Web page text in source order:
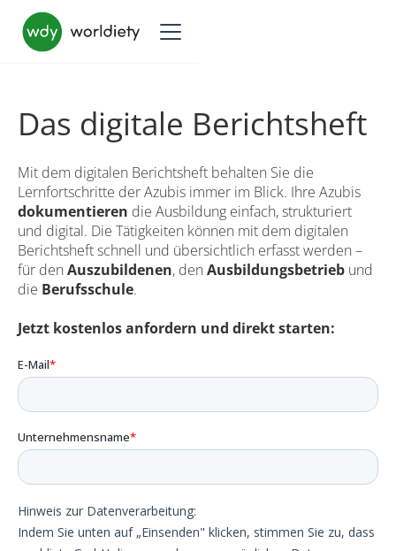
Das digitale Berichtsheft
Mit dem digitalen Berichtsheft behalten Sie die
Lernfortschritte der Azubis immer im Blick. Ihre Azubis
dokumentieren die Ausbildung einfach, strukturiert
und digital. Die Tätigkeiten können mit dem digitalen
Berichtsheft schnell und übersichtlich erfasst werden –
für den Auszubildenen, den Ausbildungsbetrieb und
die Berufsschule.
Jetzt kostenlos anfordern und direkt starten: